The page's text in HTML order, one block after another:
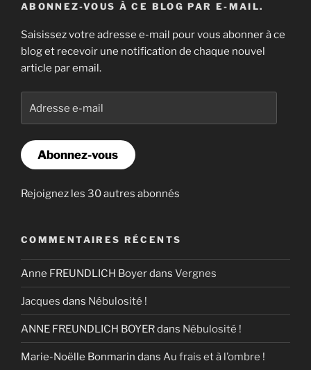
ABONNEZ-VOUS À CE BLOG PAR E-MAIL.
Saisissez votre adresse e-mail pour vous abonner à ce
blog et recevoir une notification de chaque nouvel
article par email.
e-
Abonnez-vous
Rejoignez les 30 autres abonnés
COMMENTAIRES RÉCENTS
Anne FREUNDLICH Boyerdans Vergnes
Jacques dans Nébulosité !
ANNE FREUNDLICH BOYERdans Nébulosité !
Marie-Noëlle Bonmarin dans Au frais et à l’ombre !